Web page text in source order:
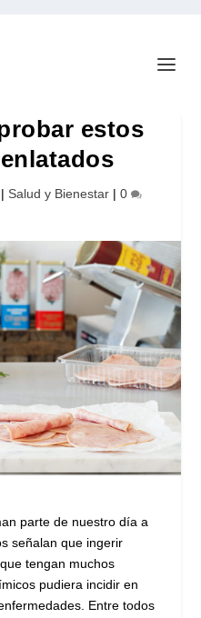
estos
| Salud y Bienestar| 0
parte de nuestro día a
señalan que ingerir
tengan muchos
pudiera incidir en
Entre todos